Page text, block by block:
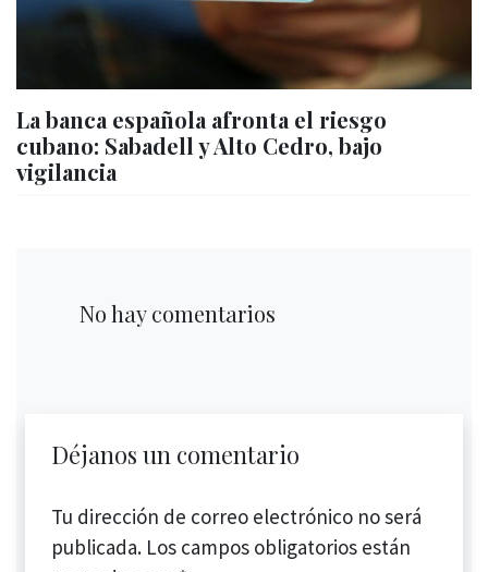
La banca española afronta el riesgo
cubano: Sabadell y Alto Cedro, bajo
vigilancia
No hay comentarios
Déjanos un comentario
Tu dirección de correo electrónico no será
publicada. Los campos obligatorios están